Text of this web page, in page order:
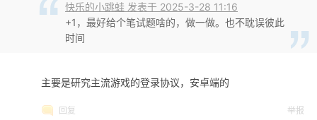
快乐的小跳蛙 发表于 2025-3-28 11:16
+1，最好给个笔试题啥的，做一做。也不耽误彼此
时间
主要是研究主流游戏的登录协议，安卓端的
回复 举报